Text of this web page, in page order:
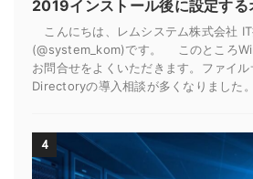
2019インストール後に設定する
こんにちは、レムシステム株式会社
(@system_kom)です。 このところ
お問合せをよくいただきます。ファイ
Directoryの導入相談が多くなりました
4